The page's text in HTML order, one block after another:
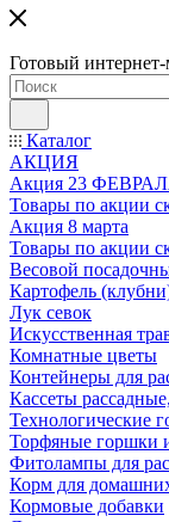
Готовый интернет-
Каталог
АКЦИЯ
Акция 23
Товары по акции
Акция 8 марта
Товары по акции
Весовой
Картофель
Лук севок
Искусственная
Комнатные цветы
Контейнеры для
Кассеты
Технологические
Торфяные горшки
Фитолампы для
Корм для
Кормовые добавки